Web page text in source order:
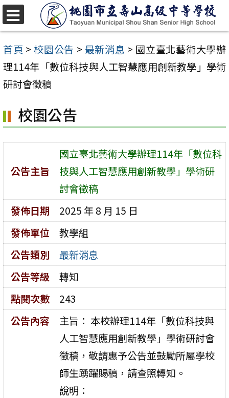
跳
至
主
要
內
區
首頁 > 校園公告 > 最新消息 > 國立臺北藝術大學辦
理114年「數位科技與人工智慧應用創新教學」學術
研討會徵稿
校園公告
公告主旨
國立臺北藝術大學辦理114年「數位科
技與人工智慧應用創新教學」學術研
討會徵稿
發佈日期
2025 年 8 月 15 日
發佈單位
教學組
公告類別
最新消息
公告等級
轉知
點閱次數
243
公告內容
主旨： 本校辦理114年「數位科技與
人工智慧應用創新教學」學術研討會
徵稿，敬請惠予公告並鼓勵所屬學校
師生踴躍賜稿，請查照轉知。
說明：
選
單